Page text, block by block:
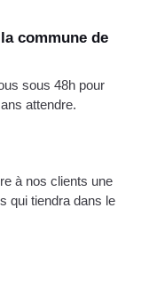
commune de
sous 48h pour
attendre.
à nos clients une
qui tiendra dans le